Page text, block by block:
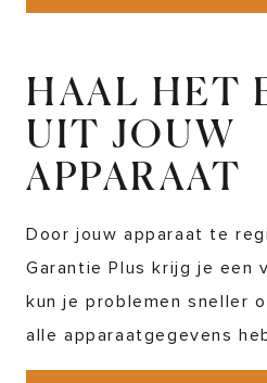
HAAL HET
UIT JOUW
APPARAAT
Door jouw apparaat te
Garantie Plus krijg je een
kun je problemen sneller
alle apparaatgegevens